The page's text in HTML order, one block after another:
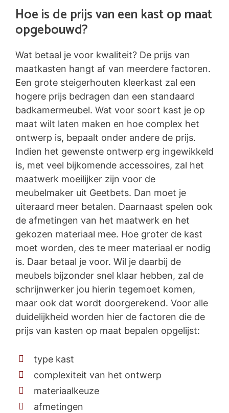
Hoe is de prijs van een kast op maat
opgebouwd?
Wat betaal je voor kwaliteit? De prijs van
maatkasten hangt af van meerdere factoren.
Een grote steigerhouten kleerkast zal een
hogere prijs bedragen dan een standaard
badkamermeubel. Wat voor soort kast je op
maat wilt laten maken en hoe complex het
ontwerp is, bepaalt onder andere de prijs.
Indien het gewenste ontwerp erg ingewikkeld
is, met veel bijkomende accessoires, zal het
maatwerk moeilijker zijn voor de
meubelmaker uit Geetbets. Dan moet je
uiteraard meer betalen. Daarnaast spelen ook
de afmetingen van het maatwerk en het
gekozen materiaal mee. Hoe groter de kast
moet worden, des te meer materiaal er nodig
is. Daar betaal je voor. Wil je daarbij de
meubels bijzonder snel klaar hebben, zal de
schrijnwerker jou hierin tegemoet komen,
maar ook dat wordt doorgerekend. Voor alle
duidelijkheid worden hier de factoren die de
prijs van kasten op maat bepalen opgelijst:
type kast
complexiteit van het ontwerp
materiaalkeuze
afmetingen